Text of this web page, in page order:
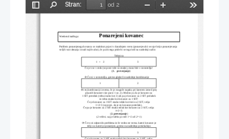
Preklopi
Stran:
od 2
Pomanjšaj
Weekend nadloga: Ponarejeni kovanec
Problem ponarejenega kovanca se malokrat pojavi v današnjem svetu (ponarejevalci se raje lotijo ponarejevanja
večjih vsot denarja in tudi tujih valut), če pa do tega pride bi se tega lotil na naslednji način:
Tehtnica
1   +    2 3
Če je vse v redu (se pravi teže so enake), mora biti v ravnotežju!
(1.
preverjanje)
 Če ni v ravnotežju, gremo gledat še naslednje kombinacije
1 2
Pri tej kombinaciji izvemo, če je mogoče napaka pri katerem izmed prej
pisanih kovancev (se pravi 1 oz. 2). Možno je, da je kovanec za
1 SIT pretežak (tehta enako kot 2) ali pa je kovanec za 2 SIT prelahek
in tehta enako kot kovanec za 1 SIT!
Če je kovanec za 1 SIT enako težak kot tisti za 2 SIT, velja:
1+2>3 (se pravi, da je en kovanec pretežak).
Če pa je kovanec za 2 SIT enako težak kot kovanec za 2 SIT, velja:
1+2<3.
(2. preverjanje)
(2 rešitvi, saj je lahko po teži 1=2 ali 2=1)
 Če to ni odpravilo problema in še vedno ne vemo, kateri kovanec je
težji oz. kateri je ponarejen, gremo na naslednjo preizkušnjo
2 3